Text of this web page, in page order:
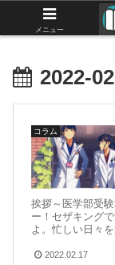
み
2022-02
コラム
挨拶～医学部受
ー！セザキング
よ。忙しい日々
2022.02.17
メニュー